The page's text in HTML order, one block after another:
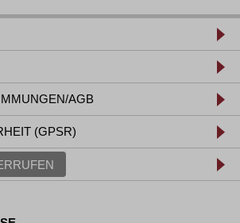
AGB
(GPSR)